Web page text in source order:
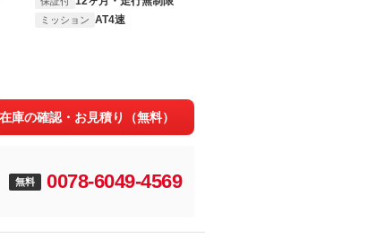
ミッション AT4速
在庫の確認・お見積り（無料）
無料 0078-6049-4569